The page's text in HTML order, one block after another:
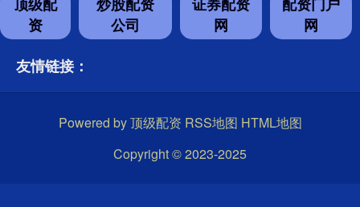
顶级配
资
炒股配资
公司
证券配资
网
配资门户
网
友情链接：
Powered by顶级配资 RSS地图 HTML地图
Copyright© 2023-2025